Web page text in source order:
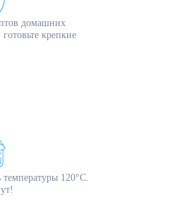
домашних
крепкие
120°С.